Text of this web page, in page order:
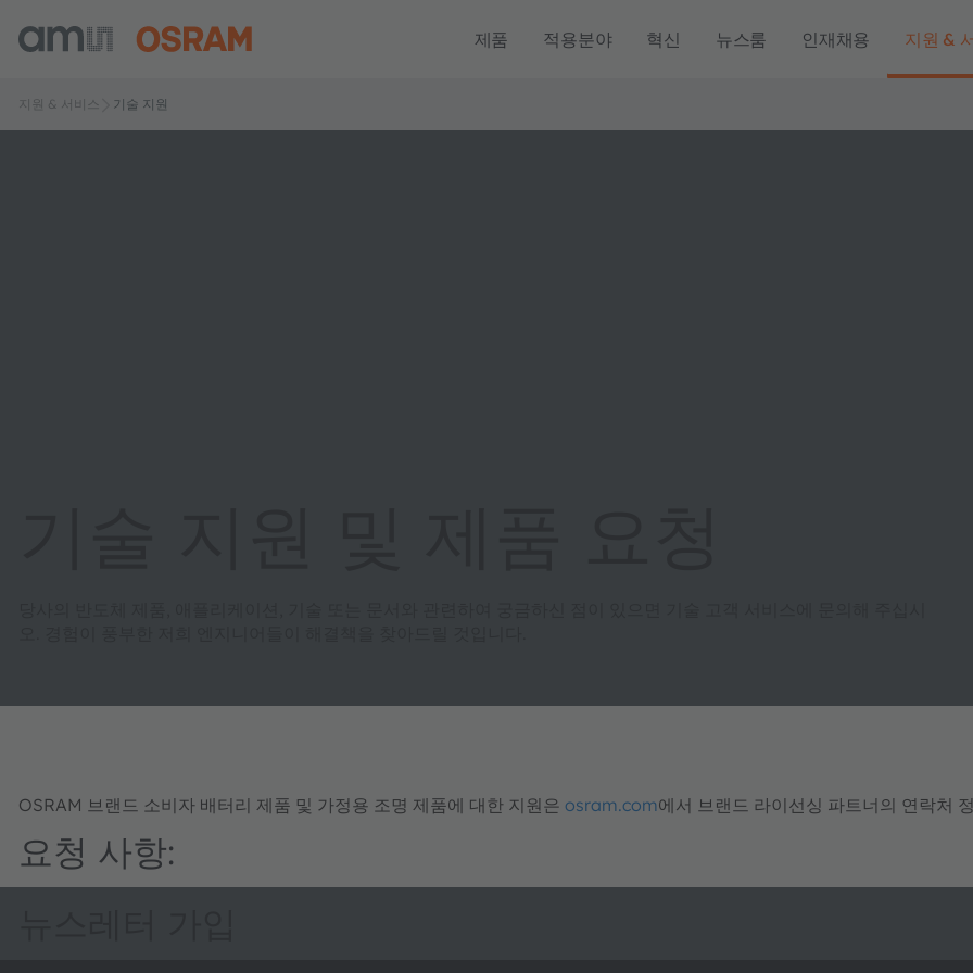
제품 적용분야 혁신 뉴스룸 인재채용 지원 &
지원 & 서비스 기술 지원
OSRAM 브랜드 소비자 배터리 제품 및 가정용 조명 제품에 대한 지원은 osram.com에서 브랜드 라이선싱 파트너의 연락처
요청 사항: